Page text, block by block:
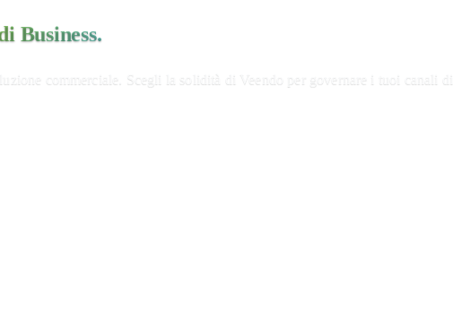
Business.
commerciale. Scegli la solidità di Veendo per governare i tuoi canali